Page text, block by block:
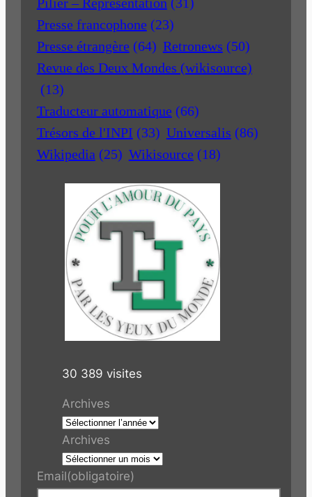
Presse francophone (23)
Presse étrangère (64) Retronews (50)
Revue des Deux Mondes (wikisource)
(13)
Traducteur automatique (66)
Trésors de l'INPI (33) Universalis (86)
Wikipedia (25) Wikisource (18)
30 389 visites
Archives
Archives
Email(obligatoire)